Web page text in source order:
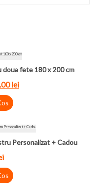
doua fete 180 x 200 cm
lei
Personalizat + Cadou